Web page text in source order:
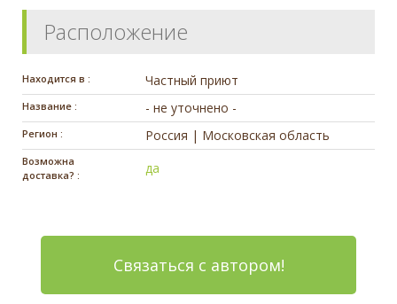
Расположение
Находится в : Частный приют
Название : - не уточнено -
Регион : Россия | Московская область
Возможна
доставка? :
да
Связаться с автором!